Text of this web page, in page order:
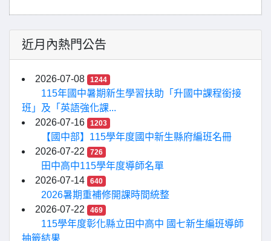
近月內熱門公告
2026-07-08 1244
115年國中暑期新生學習扶助「升國中課程銜接
班」及「英語強化課...
2026-07-16
1203
【國中部】115學年度國中新生縣府編班名冊
2026-07-22
726
田中高中115學年度導師名單
2026-07-14
640
2026暑期重補修開課時間統整
2026-07-22
469
115學年度彰化縣立田中高中 國七新生編班導師
抽籤結果